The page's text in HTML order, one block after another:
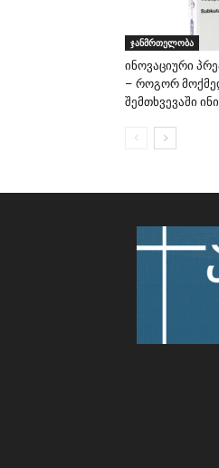
ჯანმრთელობა
ინოვაციური
– როგორ
შემთხვევაში